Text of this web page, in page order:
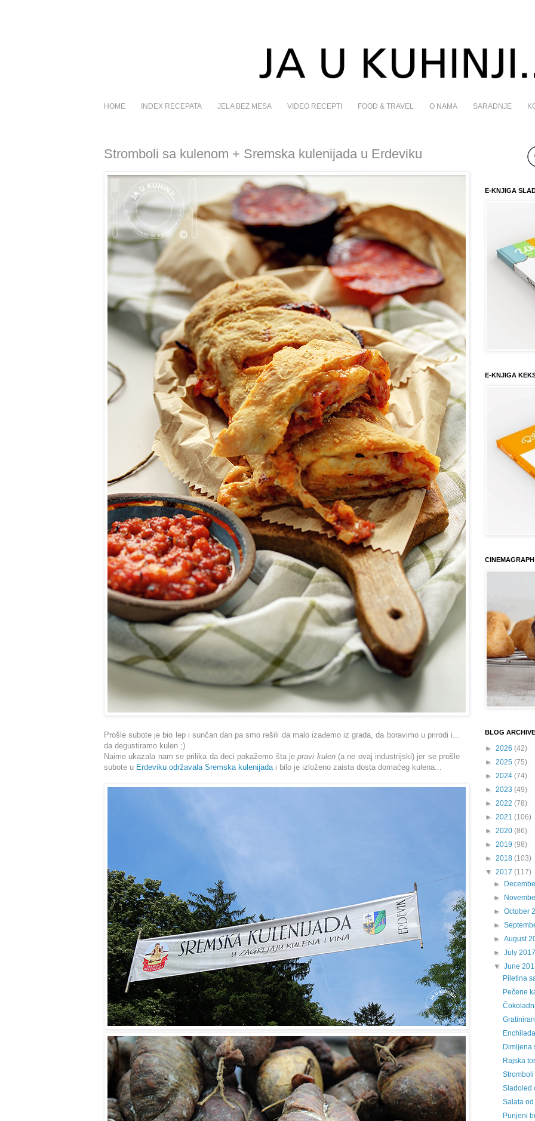
HOME INDEX RECEPATA JELA BEZ MESA VIDEO RECEPTI FOOD & TRAVEL O NAMA SARADNJE
Stromboli sa kulenom + Sremska kulenijada u Erdeviku
Prošle subote je bio lep i sunčan dan pa smo rešili da malo izađemo iz grada, da boravimo u prirodi i...
da degustiramo kulen ;)
Naime ukazala nam se prilika da deci pokažemo šta jepravi kulen(a ne ovaj industrijski) jer se prošle
subote u Erdeviku održavala Sremska kulenijadai bilo je izloženo zaista dosta domaćeg kulena...
E-KNJIGA
E-KNJIGA
CINEMAGRAPH
BLOG ARCHIVE
► 2026 (42)
► 2025 (75)
► 2024 (74)
► 2023 (49)
► 2022 (78)
► 2021 (106)
► 2020 (86)
► 2019 (98)
► 2018 (103)
▼ 2017 (117)
►
►
►October
►
►August
►July
▼ June
Piletina
Pečene
Enchilada
Dimljena
Rajska
Sladoled
Salata
Punjeni